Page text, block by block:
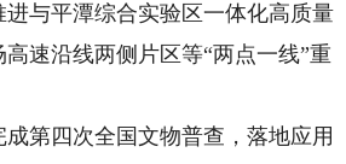
与平潭综合实验区一体化高质量
速沿线两侧片区等“两点一线”重
第四次全国文物普查，落地应用